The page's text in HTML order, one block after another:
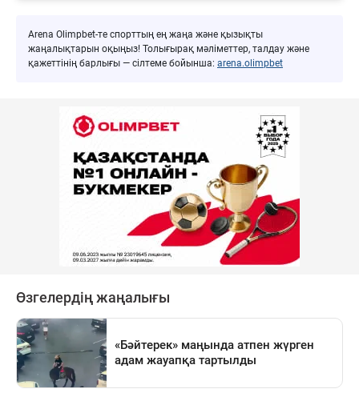
Arena Olimpbet-те спорттың ең жаңа және қызықты
жаңалықтарын оқыңыз! Толығырақ мәліметтер, талдау және
қажеттінің барлығы — сілтеме бойынша: arena.olimpbet